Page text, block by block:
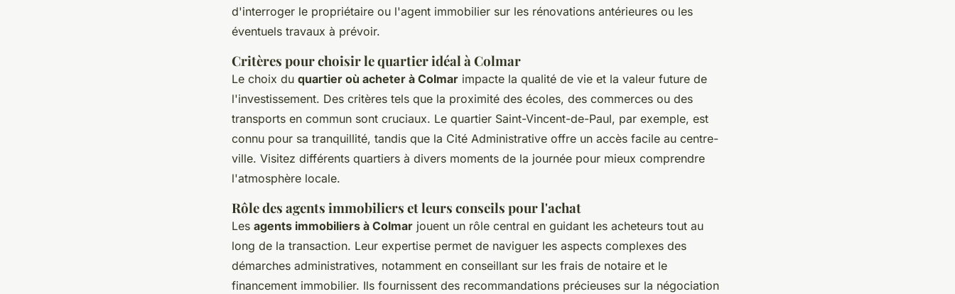
d'interroger le propriétaire ou l'agent immobilier sur les rénovations antérieures ou les
éventuels travaux à prévoir.
Critères pour choisir le quartier idéal à Colmar
Le choix du quartier où acheter à Colmar impacte la qualité de vie et la valeur future de
l'investissement. Des critères tels que la proximité des écoles, des commerces ou des
transports en commun sont cruciaux. Le quartier Saint-Vincent-de-Paul, par exemple, est
connu pour sa tranquillité, tandis que la Cité Administrative offre un accès facile au centre-
ville. Visitez différents quartiers à divers moments de la journée pour mieux comprendre
l'atmosphère locale.
Rôle des agents immobiliers et leurs conseils pour l'achat
Les agents immobiliers à Colmar jouent un rôle central en guidant les acheteurs tout au
long de la transaction. Leur expertise permet de naviguer les aspects complexes des
démarches administratives, notamment en conseillant sur les frais de notaire et le
financement immobilier. Ils fournissent des recommandations précieuses sur la négociation